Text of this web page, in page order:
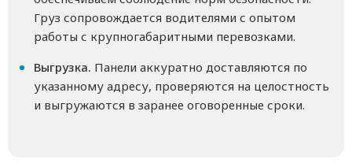
Груз сопровождается водителями с опытом
работы с крупногабаритными перевозками.
Выгрузка. Панели аккуратно доставляются по
указанному адресу, проверяются на целостность
и выгружаются в заранее оговоренные сроки.